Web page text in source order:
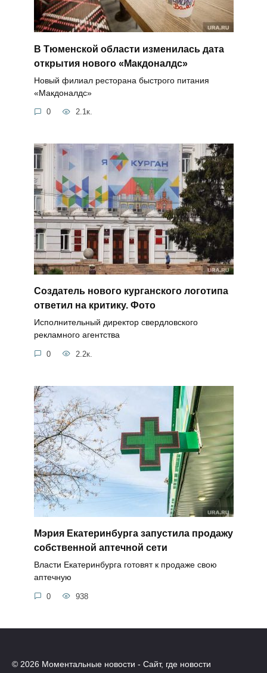
В Тюменской области изменилась дата
открытия нового «Макдоналдс»
Новый филиал ресторана быстрого питания
«Макдоналдс»
0 2.1к.
Создатель нового курганского логотипа
ответил на критику. Фото
Исполнительный директор свердловского
рекламного агентства
0 2.2к.
Мэрия Екатеринбурга запустила продажу
собственной аптечной сети
Власти Екатеринбурга готовят к продаже свою
аптечную
0 938
© 2026 Моментальные новости - Сайт, где новости